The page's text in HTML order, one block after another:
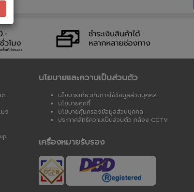
ต
ง
นโยบายและความเป็นส่วนตัว
นโยบายเกี่ยวกับการใช้ข้อมูลส่วนบุคคล
นโยบายคุกกี้
นโยบายคุ้มครองข้อมูลส่วนบุคคล
ประกาศสิทธิความเป็นส่วนตัว กล้อง CCTV
เครื่องหมายรับรอง